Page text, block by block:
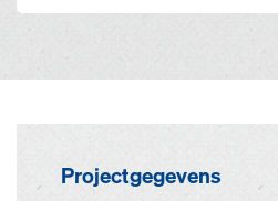
Projectgegevens